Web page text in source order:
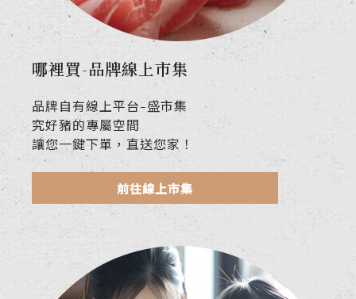
哪裡買-品牌線上市集
品牌自有線上平台-盛市集
究好豬的專屬空間
讓您一鍵下單，直送您家！
前往線上市集